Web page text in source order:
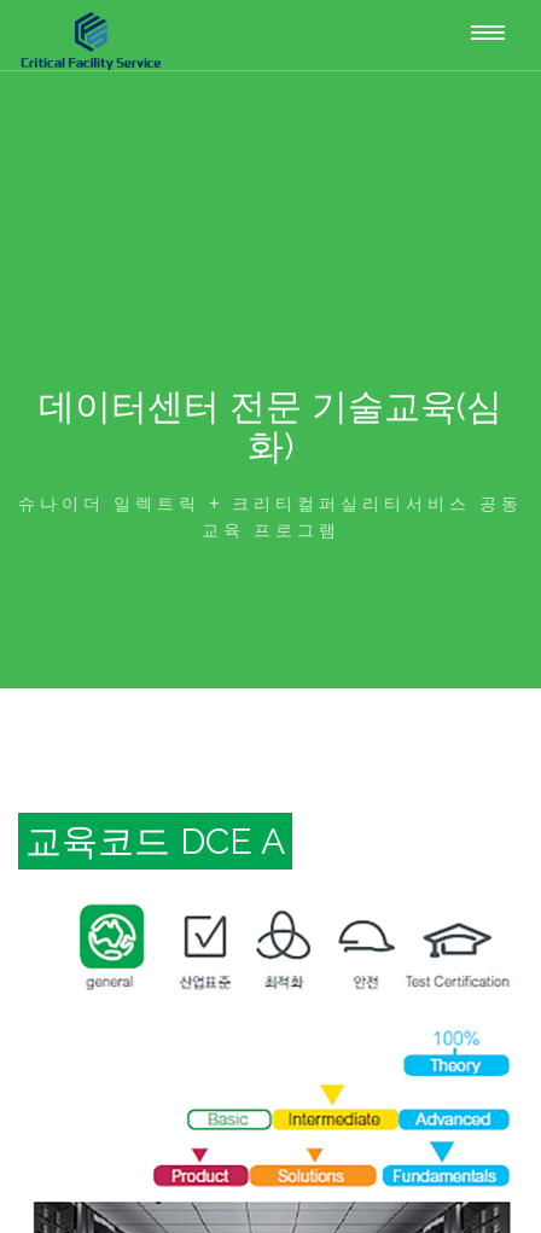
데이터센터 전문 기술교육(심
화)
슈나이더 일렉트릭 + 크리티컬퍼실리티서비스 공동
교육 프로그램
교육코드 DCE A